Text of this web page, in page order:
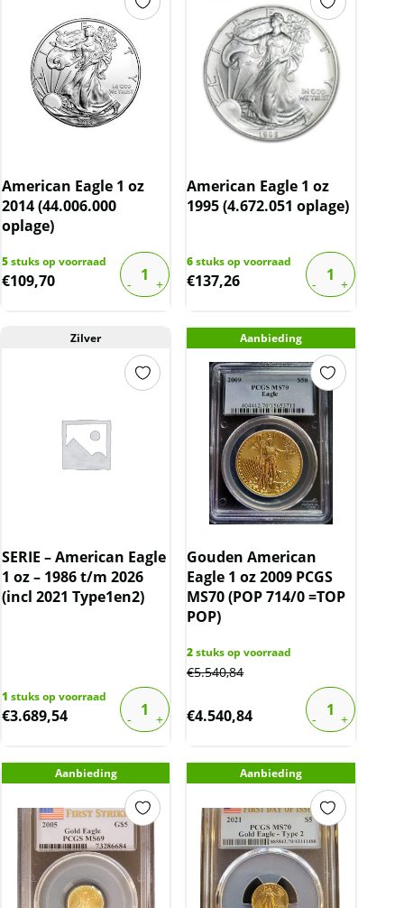
American Eagle 1 oz
2014 (44.006.000
oplage)
5stuks op voorraad
€109,70
American Eagle 1 oz
1995 (4.672.051 oplage)
6stuks op voorraad
€137,26
Zilver
SERIE – American Eagle
1 oz – 1986 t/m 2026
(incl 2021 Type1en2)
1 stuks op voorraad
€3.689,54
Aanbieding
Gouden American
Eagle 1 oz 2009 PCGS
MS70 (POP 714/0 =TOP
POP)
2stuks op voorraad
€5.540,84
€4.540,84
Aanbieding Aanbieding